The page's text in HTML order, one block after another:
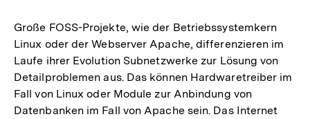
Große FOSS-Projekte, wie der Betriebssystemkern
Linux oder der Webserver Apache, differenzieren im
Laufe ihrer Evolution Subnetzwerke zur Lösung von
Detailproblemen aus. Das können Hardwaretreiber im
Fall von Linux oder Module zur Anbindung von
Datenbanken im Fall von Apache sein. Das Internet